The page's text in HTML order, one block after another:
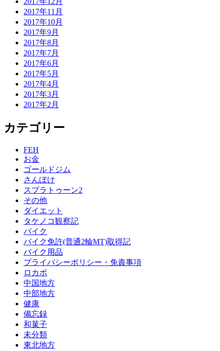
2017年11月
2017年10月
2017年9月
2017年8月
2017年7月
2017年6月
2017年5月
2017年4月
2017年3月
2017年2月
カテゴリー
FEH
お金
ゴールドジム
さんぽけ
スプラトゥーン2
その他
ダイエット
タケノコ観察記
バイク
バイク免許(普通2輪MT)取得記
バイク用品
プライバシーポリシー・免責事項
ロカボ
中国地方
中部地方
健康
備忘録
和菓子
未分類
東北地方